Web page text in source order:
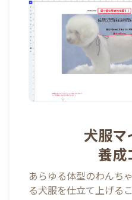
犬服マ
養成
あらゆる体型のわんち
る犬服を仕立て上げる